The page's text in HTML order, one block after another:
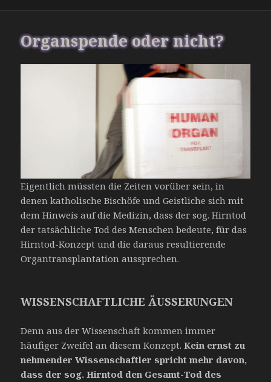
Organspende oder nicht?
Eigentlich müssten die Zeiten vorüber sein, in
denen katholische Bischöfe und Geistliche sich mit
dem Hinweis auf die Medizin, dass der sog. Hirntod
der tatsächliche Tod des Menschen bedeute, für das
Hirntod-Konzept und die daraus resultierende
Organtransplantation aussprechen.
WISSENSCHAFTLICHE ÄUSSERUNGEN
Denn aus der Wissenschaft kommen immer
häufiger Zweifel an diesem Konzept.Kein ernst zu
nehmender Wissenschaftler spricht mehr davon,
dass der sog. Hirntod den Gesamt-Tod des